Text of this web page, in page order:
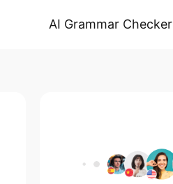
AI Grammar Checker